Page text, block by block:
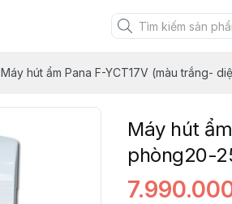
Máy hút ẩm Pana F-YCT17V (màu trắng-
Máy hút
phòng20-